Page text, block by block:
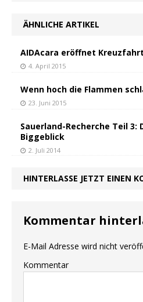
ÄHNLICHE ARTIKEL
AIDAcara eröffnet
4. April 2015
Wenn hoch die Flammen
23. Juni 2015
Sauerland-Recherche Teil 3:
Biggeblick
2. Juli 2014
HINTERLASSE JETZT EINEN
Kommentar
E-Mail Adresse wird nicht
Kommentar